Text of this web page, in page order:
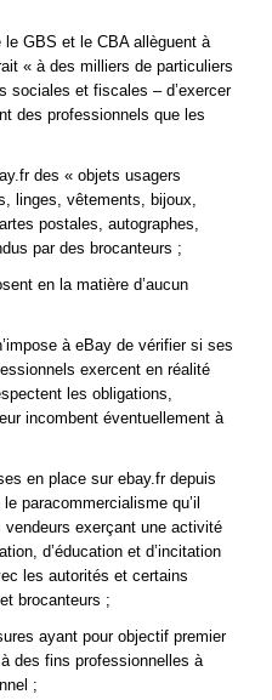
GBS et le CBA allèguent à
« à des milliers de particuliers
sociales et fiscales – d’exercer
des professionnels que les
des « objets usagers
linges, vêtements, bijoux,
postales, autographes,
par des brocanteurs ;
en la matière d’aucun
à eBay de vérifier si ses
exercent en réalité
les obligations,
incombent éventuellement à
en place sur ebay.fr depuis
paracommercialisme qu’il
vendeurs exerçant une activité
d’éducation et d’incitation
les autorités et certains
brocanteurs ;
ayant pour objectif premier
des fins professionnelles à
;